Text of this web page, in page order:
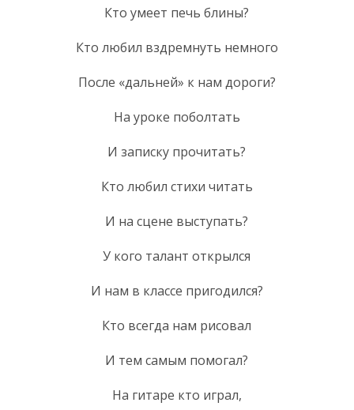
Кто умеет печь блины?
Кто любил вздремнуть немного
После «дальней» к нам дороги?
На уроке поболтать
И записку прочитать?
Кто любил стихи читать
И на сцене выступать?
У кого талант открылся
И нам в классе пригодился?
Кто всегда нам рисовал
И тем самым помогал?
На гитаре кто играл,